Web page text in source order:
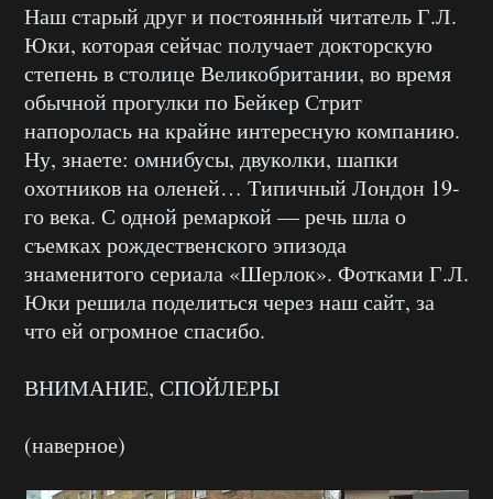
Наш старый друг и постоянный читатель Г.Л.
Юки, которая сейчас получает докторскую
степень в столице Великобритании, во время
обычной прогулки по Бейкер Стрит
напоролась на крайне интересную компанию.
Ну, знаете: омнибусы, двуколки, шапки
охотников на оленей… Типичный Лондон 19-
го века. С одной ремаркой — речь шла о
съемках рождественского эпизода
знаменитого сериала «Шерлок». Фотками Г.Л.
Юки решила поделиться через наш сайт, за
что ей огромное спасибо.
ВНИМАНИЕ, СПОЙЛЕРЫ
(наверное)